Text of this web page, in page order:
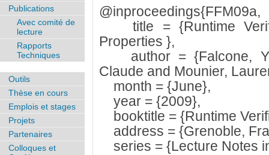
@inproceedings{FFM09a,
title = {Runtime
Properties },
author = {Falcone,
Claude and Mounier,
month = {June},
year = {2009},
booktitle = {Runtime
address = {Grenoble,
series = {Lecture Notes
Publications
Avec comité de
lecture
Rapports
Techniques
Outils
Thèse en cours
Emplois et stages
Projets
Partenaires
Colloques et